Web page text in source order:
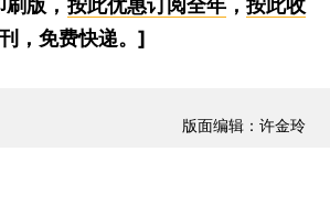
版， 按此优惠订阅全年， 按此收
，免费快递。]
版面编辑：许金玲